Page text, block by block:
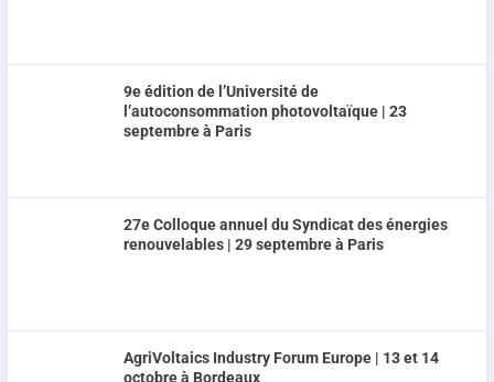
9e édition de l’Université de
l’autoconsommation photovoltaïque | 23
septembre à Paris
27e Colloque annuel du Syndicat des énergies
renouvelables | 29 septembre à Paris
AgriVoltaics Industry Forum Europe | 13 et 14
octobre à Bordeaux